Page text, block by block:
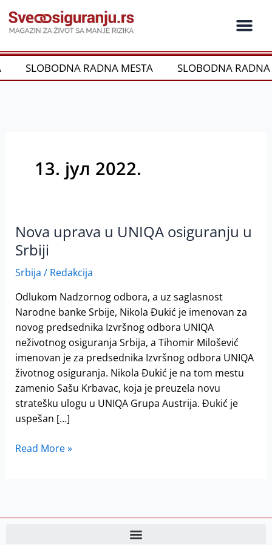
на
садржај
SLOBODNA RADNA MESTA SLOBODNA RADNA
13. јул 2022.
Nova uprava u UNIQA osiguranju u
Srbiji
Srbija / Redakcija
Odlukom Nadzornog odbora, a uz saglasnost
Narodne banke Srbije, Nikola Đukić je imenovan za
novog predsednika Izvršnog odbora UNIQA
neživotnog osiguranja Srbija, a Tihomir Milošević
imenovan je za predsednika Izvršnog odbora UNIQA
životnog osiguranja. Nikola Đukić je na tom mestu
zamenio Sašu Krbavac, koja je preuzela novu
stratešku ulogu u UNIQA Grupa Austrija. Đukić je
uspešan […]
Nova
uprava
u
UNIQA
osiguranju
u
Srbiji
Read More »